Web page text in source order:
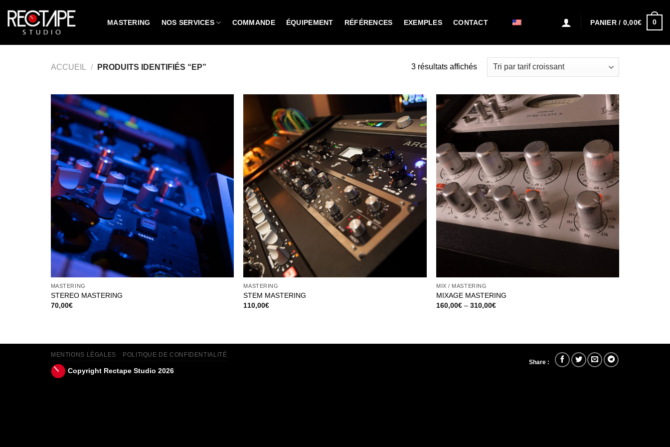
contenu
MASTERING NOS SERVICES COMMANDE ÉQUIPEMENT RÉFÉRENCES EXEMPLES CONTACT PANIER / 0,00€ 0
ACCUEIL / PRODUITS IDENTIFIÉS “EP” 3 résultats affichés
MASTERING
STEREO MASTERING
70,00€
MASTERING
STEM MASTERING
110,00€
MIX / MASTERING
MIXAGE MASTERING
160,00€ –310,00€
Share :
MENTIONS LÉGALES POLITIQUE DE CONFIDENTIALITÉ
Copyright Rectape Studio 2026